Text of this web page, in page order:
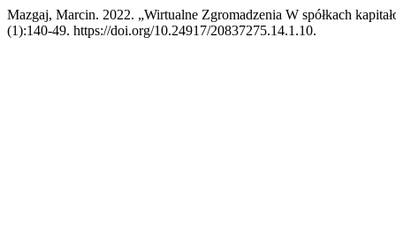
Mazgaj, Marcin. 2022. „Wirtualne Zgromadzenia W spółkach
(1):140-49. https://doi.org/10.24917/20837275.14.1.10.